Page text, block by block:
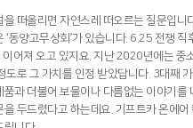
을 떠올리면 자연스레 떠오르는 질문입니
동양고무상회’가 있습니다. 6.25 전쟁 직
어져 오고 있지요. 지난 2020년에는 중
도로 그 가치를 인정 받았답니다. 3대째
품과 더불어 보물이나 다름없는 이야기를
두드렸다고 하는데요. 기프트카 온에어